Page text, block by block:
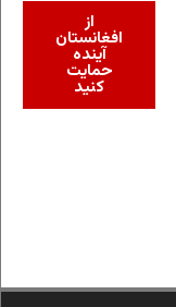
از
افغانستان
آینده
حمایت
کنید